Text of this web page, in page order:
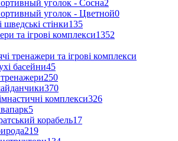
уголок - Сосна2
уголок - Цветной0
шведські стінки135
та ігрові комплекси1352
тренажери та ігрові комплекси
басейни45
250
370
комплекси326
5
корабель17
219